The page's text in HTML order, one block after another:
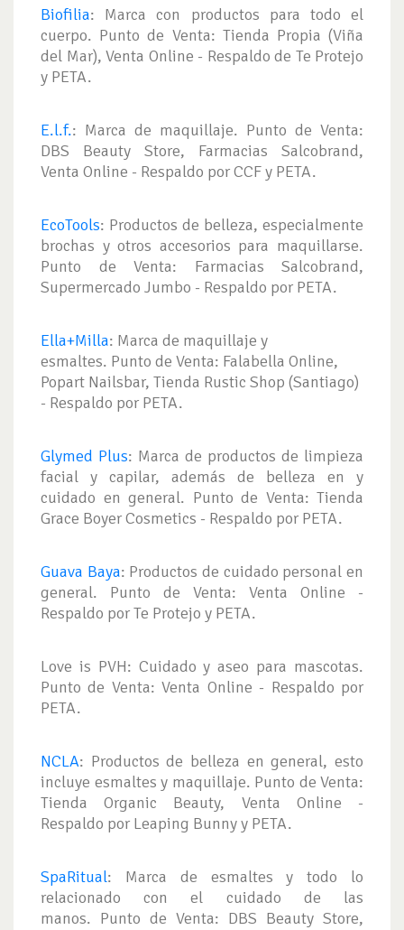
Biofilia: Marca con productos para todo el
cuerpo. Punto de Venta: Tienda Propia (Viña
del Mar), Venta Online - Respaldo de Te Protejo
y PETA.
E.l.f.: Marca de maquillaje. Punto de Venta:
DBS Beauty Store, Farmacias Salcobrand,
Venta Online - Respaldo por CCF y PETA.
EcoTools: Productos de belleza, especialmente
brochas y otros accesorios para maquillarse.
Punto de Venta: Farmacias Salcobrand,
Supermercado Jumbo - Respaldo por PETA.
Ella+Milla: Marca de maquillaje y
esmaltes. Punto de Venta: Falabella Online,
Popart Nailsbar, Tienda Rustic Shop (Santiago)
- Respaldo por PETA.
Glymed Plus: Marca de productos de limpieza
facial y capilar, además de belleza en y
cuidado en general. Punto de Venta: Tienda
Grace Boyer Cosmetics - Respaldo por PETA.
Guava Baya: Productos de cuidado personal en
general. Punto de Venta: Venta Online -
Respaldo por Te Protejo y PETA.
Love is PVH: Cuidado y aseo para mascotas.
Punto de Venta: Venta Online - Respaldo por
PETA.
NCLA: Productos de belleza en general, esto
incluye esmaltes y maquillaje. Punto de Venta:
Tienda Organic Beauty, Venta Online -
Respaldo por Leaping Bunny y PETA.
SpaRitual: Marca de esmaltes y todo lo
relacionado con el cuidado de las
manos. Punto de Venta: DBS Beauty Store,